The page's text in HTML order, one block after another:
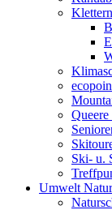
Klettern
Ski- u.
Umwelt